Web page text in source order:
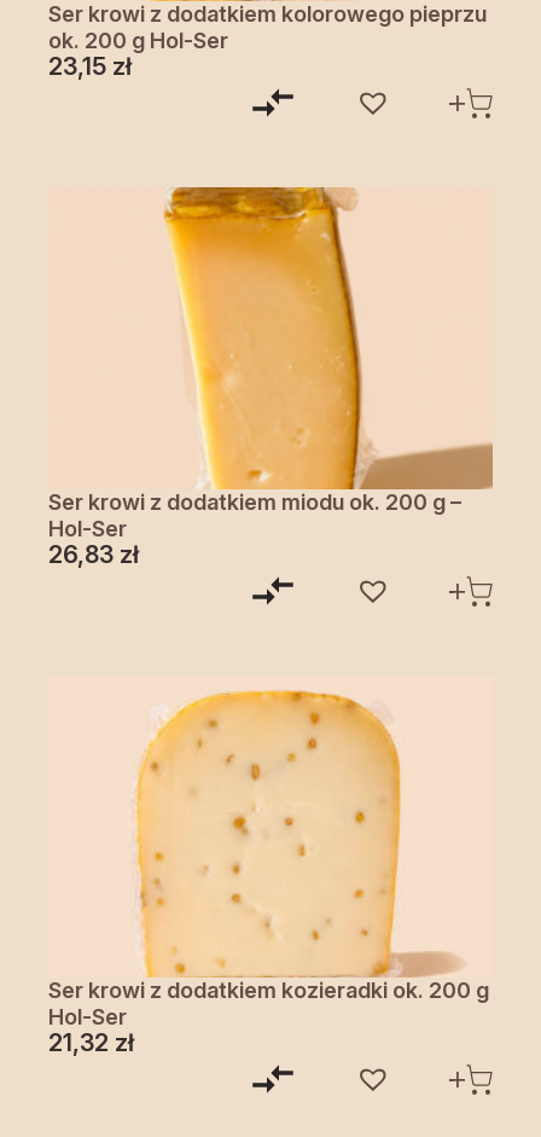
Ser krowi z dodatkiem kolorowego pieprzu
ok. 200 g Hol-Ser
23,15 zł
Ser krowi z dodatkiem miodu ok. 200 g –
Hol-Ser
26,83 zł
Ser krowi z dodatkiem kozieradki ok. 200 g
Hol-Ser
21,32 zł